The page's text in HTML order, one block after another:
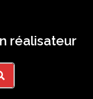
réalisateur
SEARCH